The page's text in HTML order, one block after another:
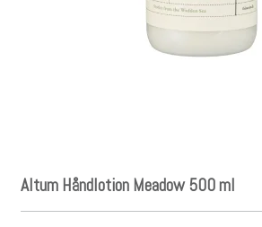
Altum Håndlotion Meadow 500 ml